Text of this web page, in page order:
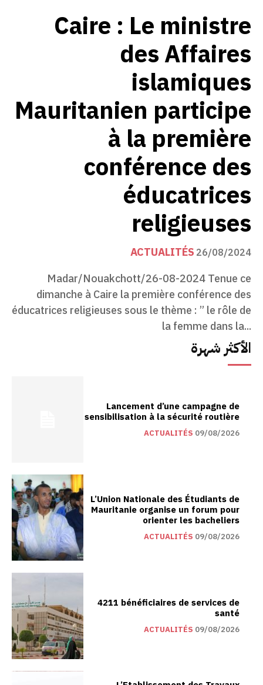
Caire : Le ministre
des Affaires
islamiques
Mauritanien participe
à la première
conférence des
éducatrices
religieuses
ACTUALITÉS 26/08/2024
Madar/Nouakchott/26-08-2024 Tenue ce
dimanche à Caire la première conférence des
éducatrices religieuses sous le thème : ” le rôle de
la femme dans la...
الأكثر شهرة
Lancement d’une campagne de
sensibilisation à la sécurité routière
ACTUALITÉS 09/08/2026
L’Union Nationale des Étudiants de
Mauritanie organise un forum pour
orienter les bacheliers
ACTUALITÉS 09/08/2026
4211 bénéficiaires de services de
santé
ACTUALITÉS 09/08/2026